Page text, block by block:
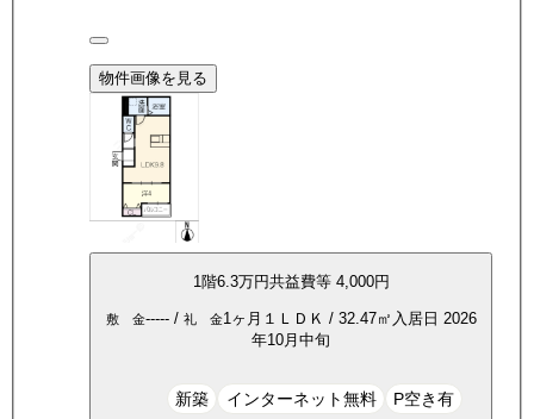
物件画像を見る
1 階6.3万円共益費等 4,000円
敷 金-----/ 礼 金1ヶ月 １ＬＤＫ / 32.47㎡ 入居日 2026
年10月中旬
新築 インターネット無料 P空き有